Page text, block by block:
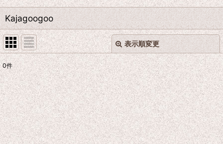
Kajagoogoo
表示順変更
表示数:
並び順:
絞り込む
閉じる
0件